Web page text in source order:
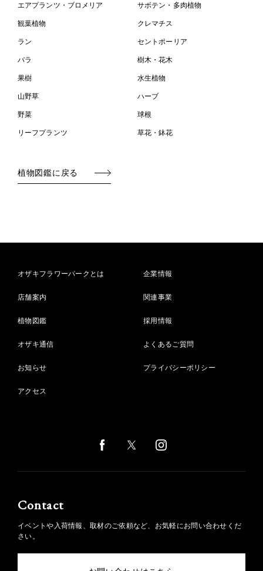
エアプランツ・ブロメリア サボテン・多肉植物
観葉植物 クレマチス
ラン セントポーリア
バラ 樹木・花木
果樹 水生植物
山野草 ハーブ
野菜 球根
リーフプランツ 草花・鉢花
植物図鑑に戻る
オザキフラワーパークとは
店舗案内
植物図鑑
オザキ通信
お知らせ
アクセス
企業情報
関連事業
採用情報
よくあるご質問
プライバシーポリシー
Contact
イベントや入荷情報、取材のご依頼など、お気軽にお問い合わせくだ
さい。